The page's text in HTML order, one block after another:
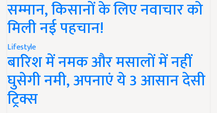
सम्मान, किसानों के लिए नवाचार को
मिली नई पहचान!
Lifestyle
बारिश में नमक और मसालों में नहीं
घुसेगी नमी, अपनाएं ये 3 आसान देसी
ट्रिक्स